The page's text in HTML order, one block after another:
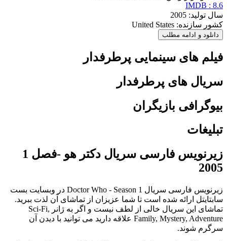
IMDB : 8.6
سال تولید: 2005
کشور سازنده: United States
دانلود و ادامه مطلب
فیلم های سینمایی پرطرفدار
سریال های پرطرفدار
بیوگرافی بازیگران
تبلیغات
زیرنویس فارسی سریال دکتر هو -فصل 1
2005
زیرنویس فارسی سریال Doctor Who - Season 1 در وبسایت بست
سابتایتل ارائه شده است تا شما عزیزان از تماشای آن لذت ببرید.
تماشای این سریال خالی از لطف نیست و اگر به ژانر Sci-Fi,
Family, Mystery, Adventure علاقه دارید می توانید با دیدن آن
سرگرم شوند.